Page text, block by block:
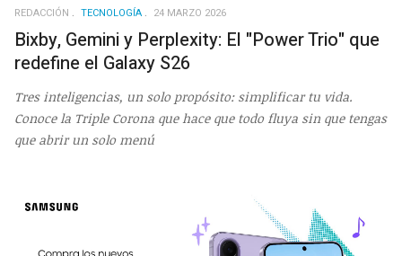
REDACCIÓN TECNOLOGÍA 24 MARZO 2026
Bixby, Gemini y Perplexity: El "Power Trio" que
redefine el Galaxy S26
Tres inteligencias, un solo propósito: simplificar tu vida.
Conoce la Triple Corona que hace que todo fluya sin que tengas
que abrir un solo menú